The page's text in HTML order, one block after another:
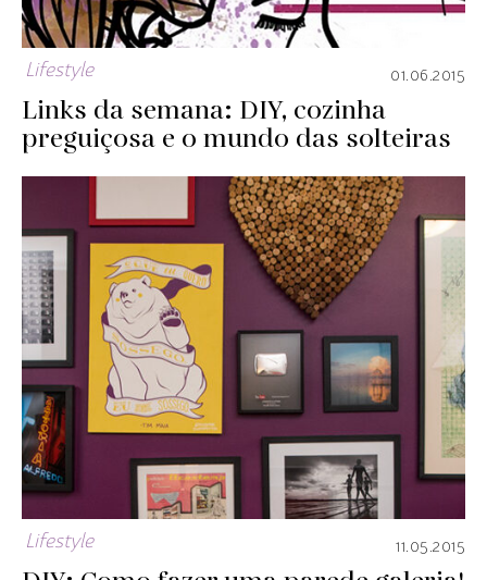
Lifestyle 01.06.2015
Links da semana: DIY, cozinha
preguiçosa e o mundo das solteiras
Lifestyle 11.05.2015